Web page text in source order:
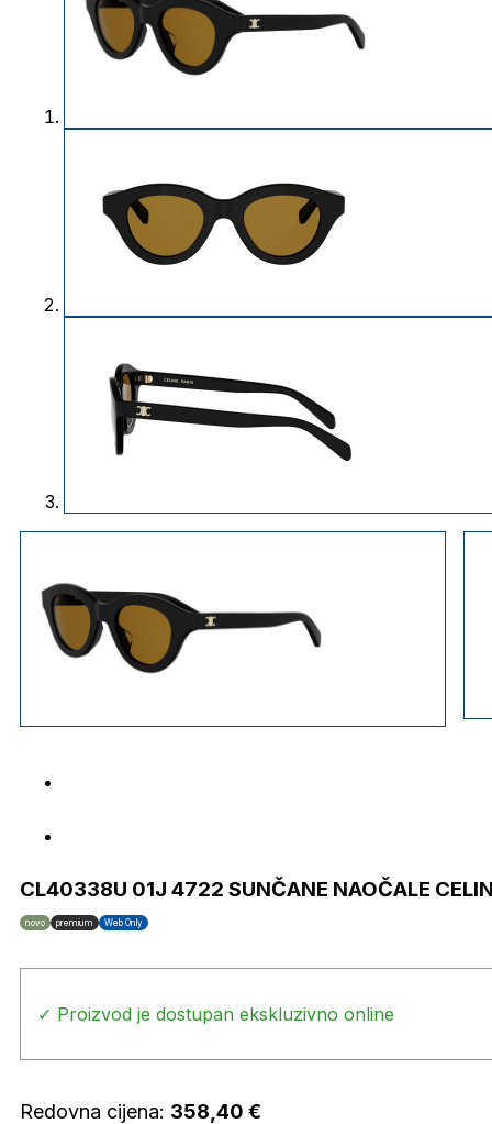
CL40338U 01J 4722 SUNČANE NAOČALE
novo premium Web Only
✓ Proizvod je dostupan ekskluzivno online
Redovna cijena: 358,40 €